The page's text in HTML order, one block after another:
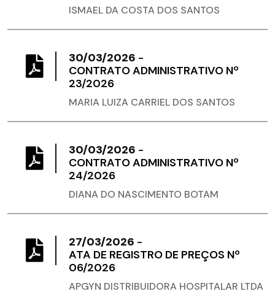
ISMAEL DA COSTA DOS SANTOS
30/03/2026 -
CONTRATO ADMINISTRATIVO Nº
23/2026
MARIA LUIZA CARRIEL DOS SANTOS
30/03/2026 -
CONTRATO ADMINISTRATIVO Nº
24/2026
DIANA DO NASCIMENTO BOTAM
27/03/2026 -
ATA DE REGISTRO DE PREÇOS Nº
06/2026
APGYN DISTRIBUIDORA HOSPITALAR LTDA